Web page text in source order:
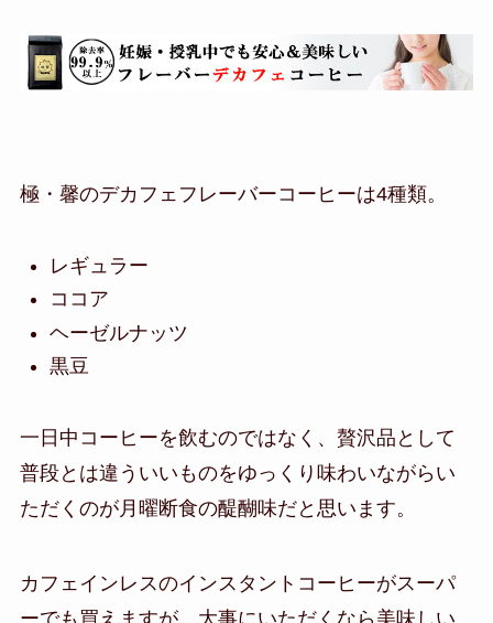
極・馨のデカフェフレーバーコーヒーは4種類。
レギュラー
ココア
ヘーゼルナッツ
黒豆
一日中コーヒーを飲むのではなく、贅沢品として
普段とは違ういいものをゆっくり味わいながらい
ただくのが月曜断食の醍醐味だと思います。
カフェインレスのインスタントコーヒーがスーパ
ーでも買えますが、大事にいただくなら美味しい